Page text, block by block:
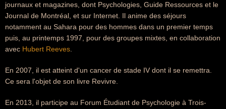
journaux et magazines, dont Psychologies, Guide Ressources et le
Journal de Montréal, et sur Internet. Il anime des séjours
notamment au Sahara pour des hommes dans un premier temps
puis, au printemps 1997, pour des groupes mixtes, en collaboration
avec Hubert Reeves
En 2007, il est atteint d'un cancer de stade IV dont il se remettra.
Ce sera l'objet de son livre Revivre.
En 2013, il participe au Forum Étudiant de Psychologie à Trois-